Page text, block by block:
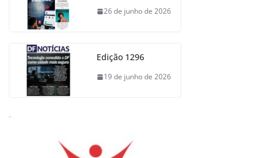
26 de junho de 2026
Edição 1296
19 de junho de 2026